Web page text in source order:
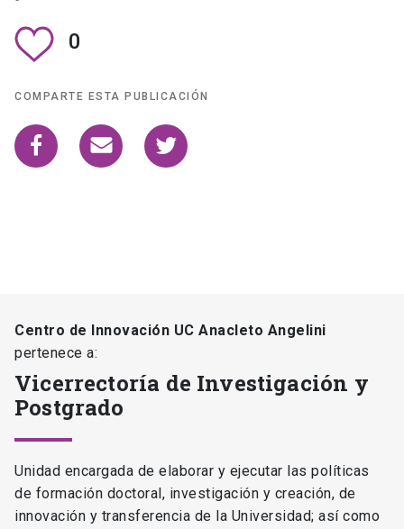
0
COMPARTE ESTA PUBLICACIÓN
Centro de Innovación UC Anacleto Angelini
pertenece a:
Vicerrectoría de Investigación y
Postgrado
Unidad encargada de elaborar y ejecutar las políticas
de formación doctoral, investigación y creación, de
innovación y transferencia de la Universidad; así como